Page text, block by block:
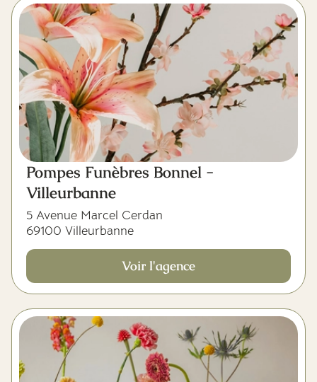
Pompes Funèbres Bonnel -
Villeurbanne
5 Avenue Marcel Cerdan
69100 Villeurbanne
Voir l'agence